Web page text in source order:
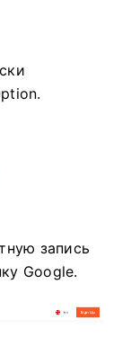
запись
Google.